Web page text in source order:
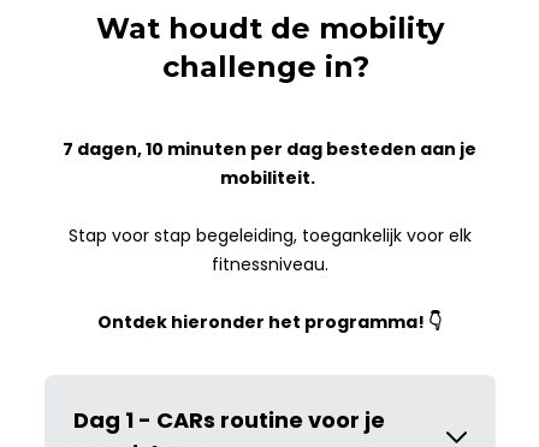
Wat houdt de mobility
challenge in?
7 dagen, 10 minuten per dag besteden aan je
mobiliteit.
Stap voor stap begeleiding, toegankelijk voor elk
fitnessniveau.
Ontdek hieronder het programma! 👇
Dag 1 - CARs routine voor je